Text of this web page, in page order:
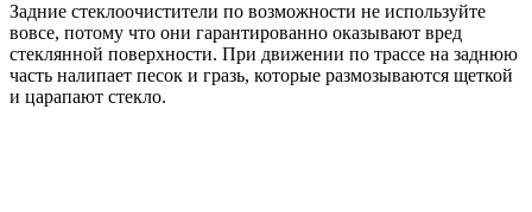
Задние стеклоочистители по возможности не используйте
вовсе, потому что они гарантированно оказывают вред
стеклянной поверхности. При движении по трассе на заднюю
часть налипает песок и гразь, которые размозываются щеткой
и царапают стекло.